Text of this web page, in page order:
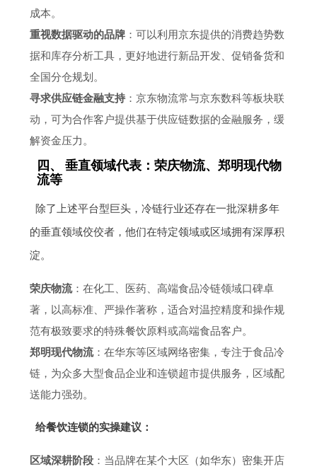
成本。
重视数据驱动的品牌 ：可以利用京东提供的消费趋势数
据和库存分析工具，更好地进行新品开发、促销备货和
全国分仓规划。
寻求供应链金融支持：京东物流常与京东数科等板块联
动，可为合作客户提供基于供应链数据的金融服务，缓
解资金压力。
四、 垂直领域代表：荣庆物流、郑明现代物
流等
除了上述平台型巨头，冷链行业还存在一批深耕多年
的垂直领域佼佼者，他们在特定领域或区域拥有深厚积
淀。
荣庆物流：在化工、医药、高端食品冷链领域口碑卓
著，以高标准、严操作著称，适合对温控精度和操作规
范有极致要求的特殊餐饮原料或高端食品客户。
郑明现代物流：在华东等区域网络密集，专注于食品冷
链，为众多大型食品企业和连锁超市提供服务，区域配
送能力强劲。
给餐饮连锁的实操建议：
区域深耕阶段 ：当品牌在某个大区（如华东）密集开店